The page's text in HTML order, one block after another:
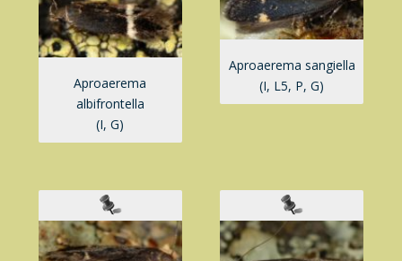
Aproaerema
albifrontella
(I, G)
Aproaerema sangiella
(I, L5, P, G)